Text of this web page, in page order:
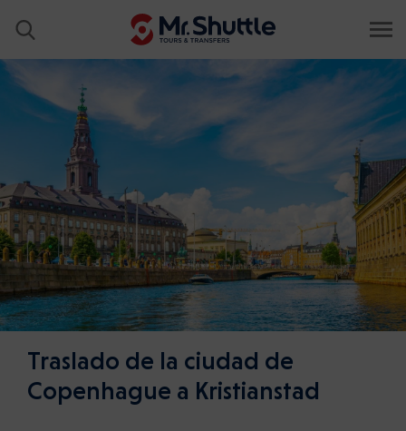
Traslado de la ciudad de
Copenhague a Kristianstad